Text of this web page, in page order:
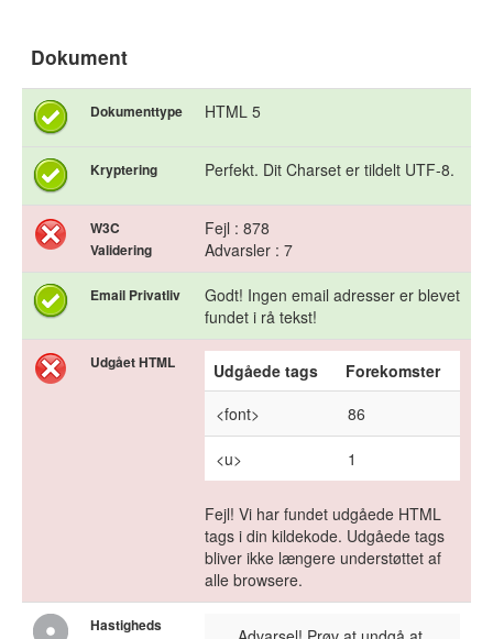
Dokument
Dokumenttype HTML 5
Kryptering Perfekt. Dit Charset er tildelt UTF-8.
W3C
Validering
Fejl : 878
Advarsler : 7
Email Privatliv
Godt! Ingen email adresser er blevet
fundet i rå tekst!
Udgået HTML Udgåede tags
Forekomster
<font>
86
<u> 1
Fejl! Vi har fundet udgåede HTML
tags i din kildekode. Udgåede tags
bliver ikke længere understøttet af
alle browsere.
Hastigheds